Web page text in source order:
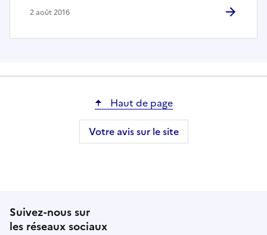
2 août 2016
Haut de page
Votre avis sur le site
Suivez-nous sur
les réseaux sociaux